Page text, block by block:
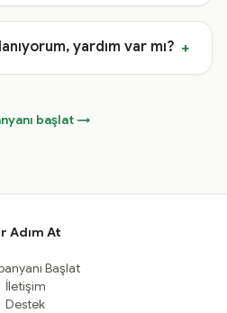
yardım var mı? +
başlat →
Adım At
Başlat
İletişim
Destek